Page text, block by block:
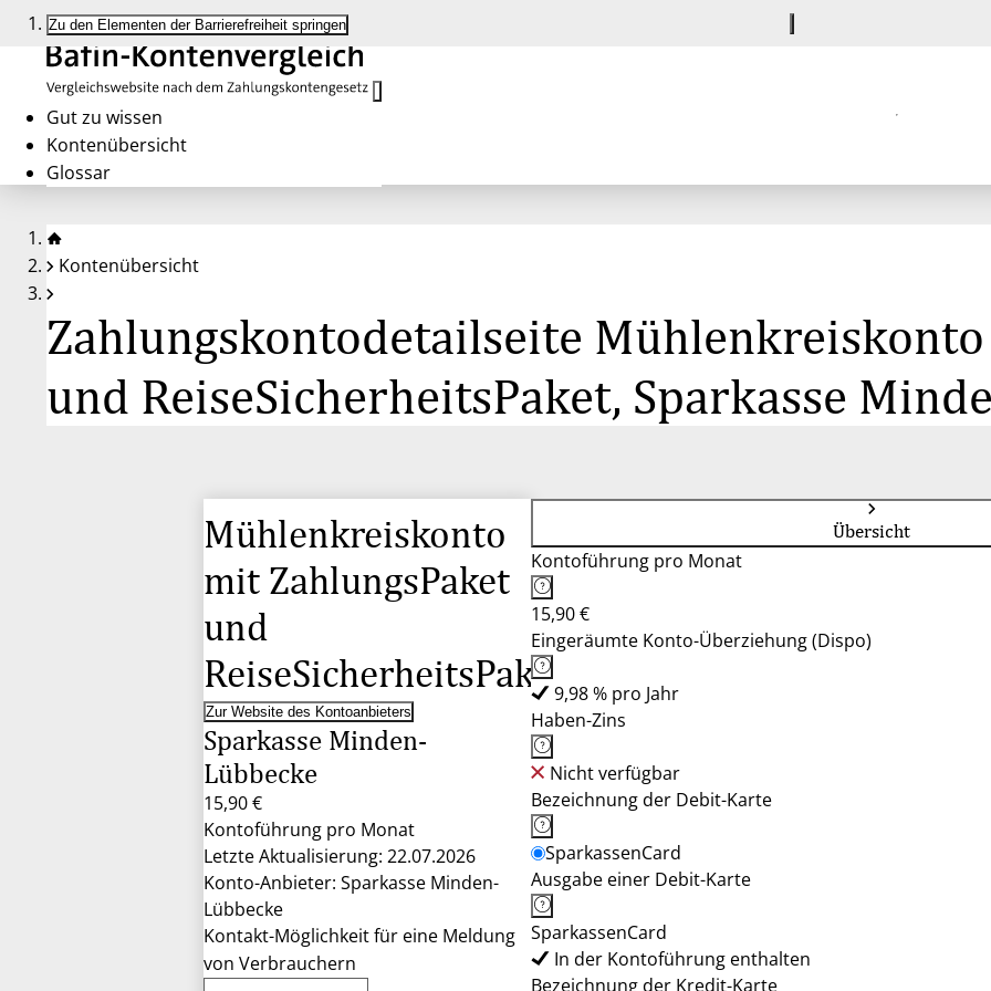
Zu den Elementen der Barrierefreiheit springen
Gut zu wissen
Kontenübersicht
Glossar
Kontenübersicht
Zahlungskontodetailseite
und ReiseSicherheitsPaket, Sparkasse
Mühlenkreiskonto
mit ZahlungsPaket
und
ReiseSicherheitsPaket
Zur Website des Kontoanbieters
Sparkasse Minden-
Lübbecke
15,90 €
Kontoführung pro Monat
Letzte Aktualisierung: 22.07.2026
Konto-Anbieter: Sparkasse Minden-
Lübbecke
Kontakt-Möglichkeit für eine Meldung
von Verbrauchern
Übersicht
Kontoführung pro Monat
15,90 €
Eingeräumte Konto-Überziehung (Dispo)
9,98 % pro Jahr
Haben-Zins
Nicht verfügbar
Bezeichnung der Debit-Karte
SparkassenCard
Ausgabe einer Debit-Karte
SparkassenCard
In der Kontoführung enthalten
Bezeichnung der Kredit-Karte